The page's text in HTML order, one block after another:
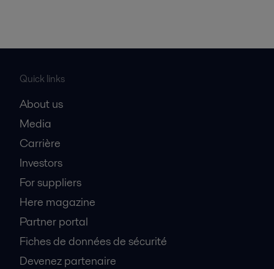
Quick links
About us
Media
Carrière
Investors
For suppliers
Here magazine
Partner portal
Fiches de données de sécurité
Devenez partenaire